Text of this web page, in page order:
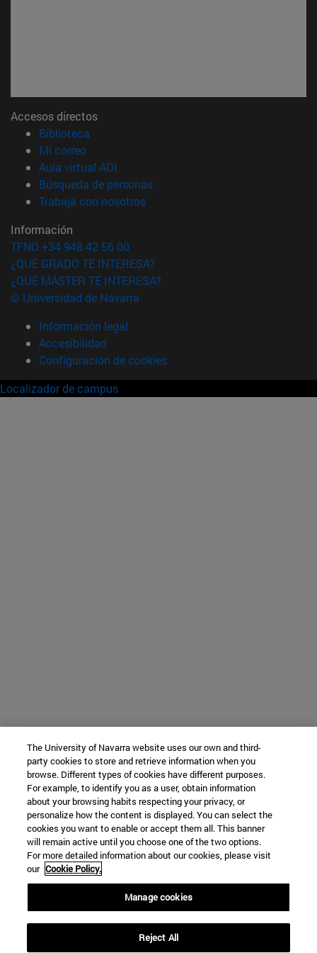
Accesos directos
Biblioteca
Mi correo(abre en nueva ventana)
Aula virtual ADI
Búsqueda de personas(abre en nueva ventana)
Trabaja con nosotros(abre en nueva ventana)
Información
TFNO +34 948 42 56 00
¿QUÉ GRADO TE INTERESA?
¿QUÉ MÁSTER TE INTERESA?
© Universidad de Navarra
Información legal
Accesibilidad
Configuración de cookies
Localizador de campus
The University of Navarra website uses our own and third-
party cookies to store and retrieve information when you
browse. Different types of cookies have different purposes.
For example, to identify you as a user, obtain information
about your browsing habits respecting your privacy, or
personalize how the content is displayed. You can select the
cookies you want to enable or accept them all. This banner
will remain active until you choose one of the two options.
For more detailed information about our cookies, please visit
our Cookie Policy.
Manage cookies
Reject All